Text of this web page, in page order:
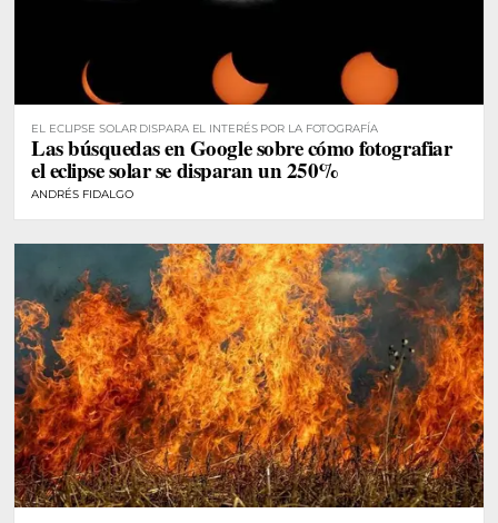
EL ECLIPSE SOLAR DISPARA EL INTERÉS POR LA FOTOGRAFÍA
Las búsquedas en Google sobre cómo fotografiar
el eclipse solar se disparan un 250%
ANDRÉS FIDALGO